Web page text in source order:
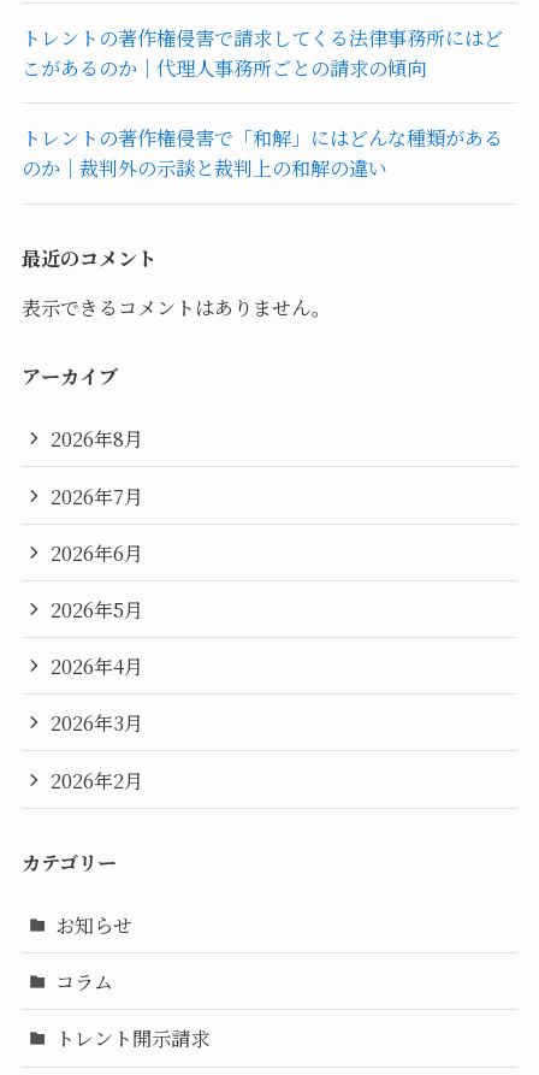
トレントの著作権侵害で請求してくる法律事務所にはど
こがあるのか｜代理人事務所ごとの請求の傾向
トレントの著作権侵害で「和解」にはどんな種類がある
のか｜裁判外の示談と裁判上の和解の違い
最近のコメント
表示できるコメントはありません。
アーカイブ
2026年8月
2026年7月
2026年6月
2026年5月
2026年4月
2026年3月
2026年2月
カテゴリー
お知らせ
コラム
トレント開示請求